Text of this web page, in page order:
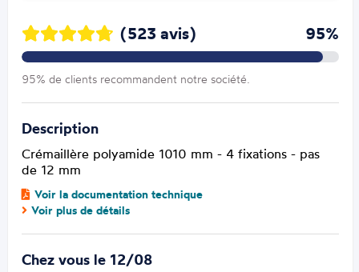
(523 avis) 95%
95% de clients recommandent notre société.
Description
Crémaillère polyamide 1010 mm - 4 fixations - pas
de 12 mm
Voir la documentation technique
Voir plus de détails
Chez vous le 12/08